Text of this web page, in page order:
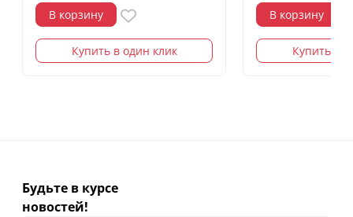
В корзину
Купить в один клик
В корзину
Купить в
Будьте в курсе
новостей!